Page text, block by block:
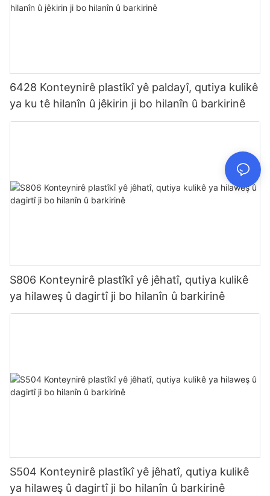
6428 Konteynirê plastîkî yê paldayî, qutiya kulikê
ya ku tê hilanîn û jêkirin ji bo hilanîn û barkirinê
S806 Konteynirê plastîkî yê jêhatî, qutiya kulikê
ya hilaweş û dagirtî ji bo hilanîn û barkirinê
S504 Konteynirê plastîkî yê jêhatî, qutiya kulikê
ya hilaweş û dagirtî ji bo hilanîn û barkirinê